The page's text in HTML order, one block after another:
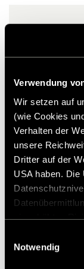
Verwendung
Wir setzen auf
(wie Cookies
Verhalten der
unsere
Dritter auf der
USA haben. Die
zustehen.
Notwendig
Passer
* Originalt
men kan kun